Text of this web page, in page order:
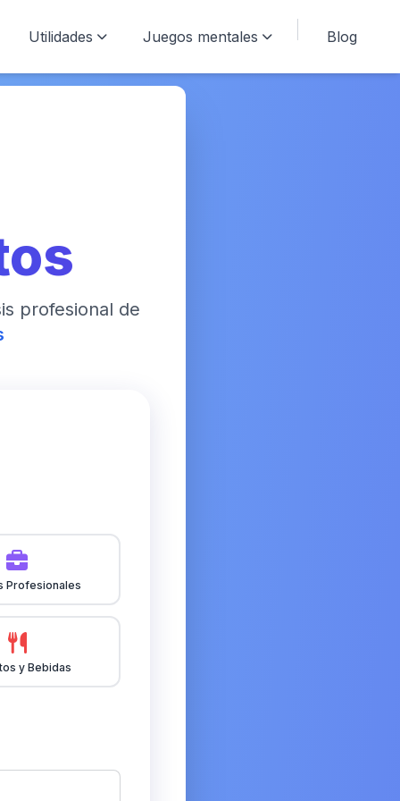
Utilidades Juegos mentales Blog
profesional de
Profesionales
y Bebidas